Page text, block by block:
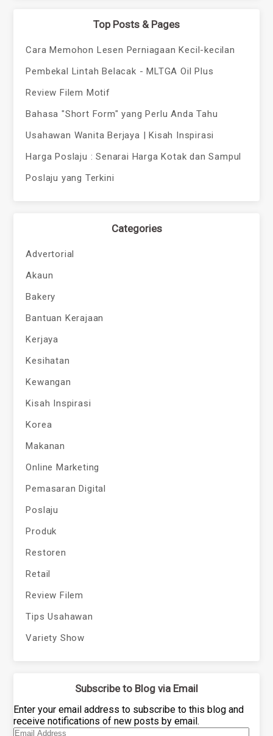
Top Posts & Pages
Cara Memohon Lesen Perniagaan Kecil-kecilan
Pembekal Lintah Belacak - MLTGA Oil Plus
Review Filem Motif
Bahasa "Short Form" yang Perlu Anda Tahu
Usahawan Wanita Berjaya | Kisah Inspirasi
Harga Poslaju : Senarai Harga Kotak dan Sampul
Poslaju yang Terkini
Categories
Advertorial
Akaun
Bakery
Bantuan Kerajaan
Kerjaya
Kesihatan
Kewangan
Kisah Inspirasi
Korea
Makanan
Online Marketing
Pemasaran Digital
Poslaju
Produk
Restoren
Retail
Review Filem
Tips Usahawan
Variety Show
Subscribe to Blog via Email
Enter your email address to subscribe to this blog and
receive notifications of new posts by email.
Email